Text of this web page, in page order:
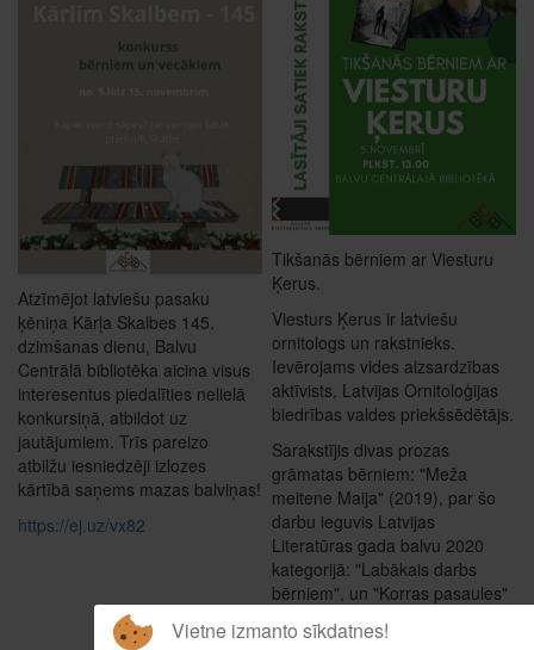
Atzīmējot latviešu pasaku
ķēniņa Kārļa Skalbes 145.
dzimšanas dienu, Balvu
Centrālā bibliotēka aicina visus
interesentus piedalīties nelielā
konkursiņā, atbildot uz
jautājumiem. Trīs pareizo
atbilžu iesniedzēji izlozes
kārtībā saņems mazas balviņas!
https://ej.uz/vx82
Tikšanās bērniem ar Viesturu
Ķerus.
Viesturs Ķerus ir latviešu
ornitologs un rakstnieks.
Ievērojams vides aizsardzības
aktīvists, Latvijas Ornitoloģijas
biedrības valdes priekšsēdētājs.
Sarakstījis divas prozas
grāmatas bērniem: "Meža
meitene Maija" (2019), par šo
darbu ieguvis Latvijas
Literatūras gada balvu 2020
kategorijā: "Labākais darbs
bērniem", un "Korras pasaules"
Vietne izmanto sīkdatnes!